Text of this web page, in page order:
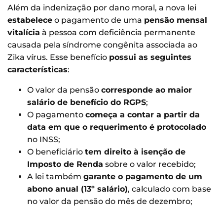
Além da indenização por dano moral, a nova lei
estabelece o pagamento de uma pensão mensal
vitalícia à pessoa com deficiência permanente
causada pela síndrome congênita associada ao
Zika vírus. Esse benefício possui as seguintes
características:
O valor da pensão corresponde ao maior
salário de benefício do RGPS;
O pagamento começa a contar a partir da
data em que o requerimento é protocolado
no INSS;
O beneficiário tem direito à isenção de
Imposto de Renda sobre o valor recebido;
A lei também garante o pagamento de um
abono anual (13º salário), calculado com base
no valor da pensão do mês de dezembro;